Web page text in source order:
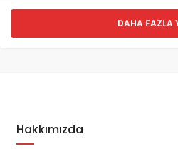
DAHA FAZLA
Hakkımızda